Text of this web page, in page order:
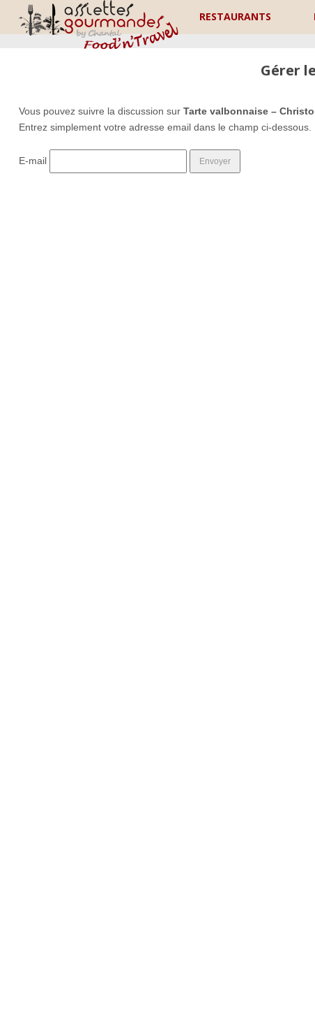
RESTAURANTS
Gérer
Vous pouvez suivre la discussion sur Tarte valbonnaise –
Entrez simplement votre adresse email dans le champ ci-dessous.
E-mail